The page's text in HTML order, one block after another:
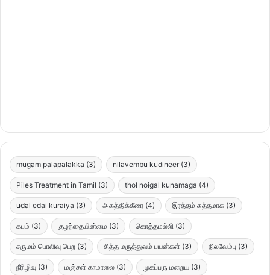
mugam palapalakka (3) nilavembu kudineer (3)
Piles Treatment in Tamil (3) thol noigal kunamaga (4)
udal edai kuraiya (3) அகத்திக்கீரை (4) இரத்தம் சுத்தமாக (3)
கபம் (3) குழந்தையின்மை (3) கொத்தமல்லி (3)
சருமம் பொலிவு பெற (3) சித்த மருத்துவம் பயன்கள் (3) நிலவேம்பு (3)
நீரிழிவு (3) மஞ்சள் காமாலை (3) முகப்பரு மறைய (3)